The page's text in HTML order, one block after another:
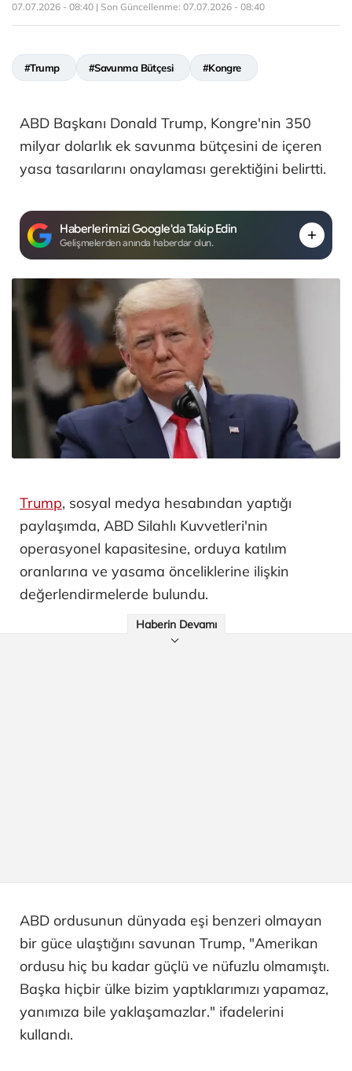
07.07.2026 - 08:40 | Son Güncellenme: 07.07.2026 - 08:40
#Trump #Savunma Bütçesi #Kongre
ABD Başkanı Donald Trump, Kongre'nin 350
milyar dolarlık ek savunma bütçesini de içeren
yasa tasarılarını onaylaması gerektiğini belirtti.
Haberlerimizi Google'da Takip Edin
Gelişmelerden anında haberdar olun.
Trump, sosyal medya hesabından yaptığı
paylaşımda, ABD Silahlı Kuvvetleri'nin
operasyonel kapasitesine, orduya katılım
oranlarına ve yasama önceliklerine ilişkin
değerlendirmelerde bulundu.
Haberin Devamı
ABD ordusunun dünyada eşi benzeri olmayan
bir güce ulaştığını savunan Trump, "Amerikan
ordusu hiç bu kadar güçlü ve nüfuzlu olmamıştı.
Başka hiçbir ülke bizim yaptıklarımızı yapamaz,
yanımıza bile yaklaşamazlar." ifadelerini
kullandı.